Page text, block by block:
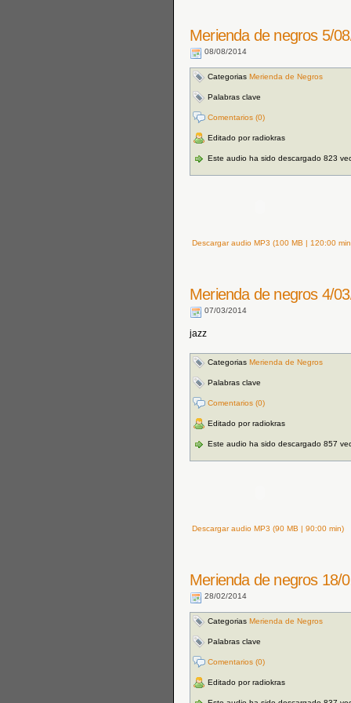
Merienda de negros 5/
08/08/2014
Categorias Merienda de Negros
Palabras clave
Comentarios (0)
Editado por radiokras
Este audio ha sido descargado 823
Descargar audio MP3 (100 MB | 120:00
Merienda de negros 4/
07/03/2014
jazz
Categorias Merienda de Negros
Palabras clave
Comentarios (0)
Editado por radiokras
Este audio ha sido descargado 857
Descargar audio MP3 (90 MB | 90:00 min)
Merienda de negros 18/
28/02/2014
Categorias Merienda de Negros
Palabras clave
Comentarios (0)
Editado por radiokras